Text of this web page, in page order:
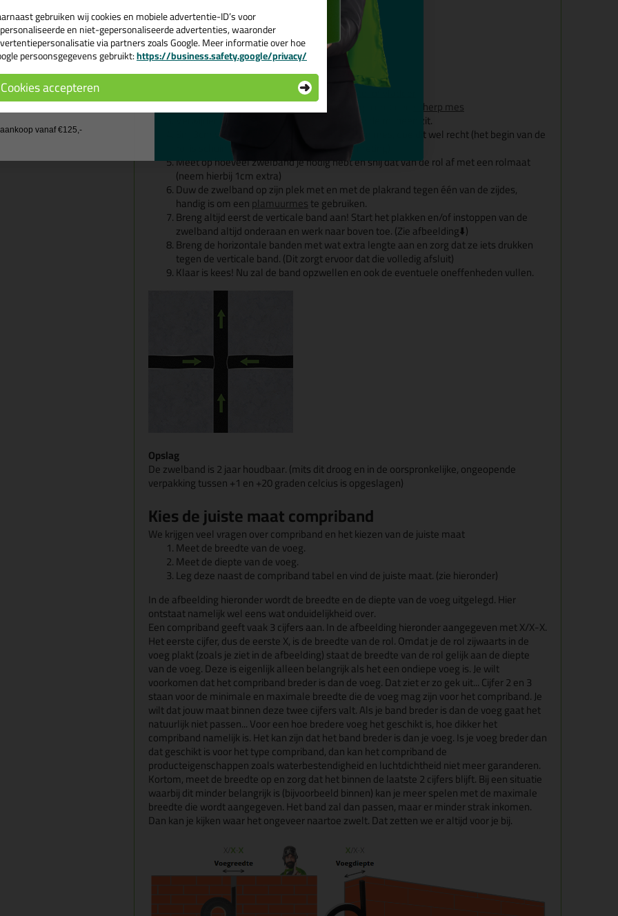
Aanbrengen zwelband in kruislingse voeg
Veeg de voeg stof en vuilvrij met een Borstel of vladder
Verwijder de folie en snij de rol in bij het begin met een scherp mes
Verwijder de transparante schutfolie die om de rol heen zit.
Snij 3cm van het begin van de rol af met eem mes, doe dit wel recht (het begin van de
rol is schuin en bereikt niet de optimale afmeting)
Meet op hoeveel zwelband je nodig hebt en snij dat van de rol af met een rolmaat
(neem hierbij 1cm extra)
Duw de zwelband op zijn plek met en met de plakrand tegen één van de zijdes,
handig is om eenplamuurmeste gebruiken.
Breng altijd eerst de verticale band aan! Start het plakken en/of instoppen van de
zwelband altijd onderaan en werk naar boven toe. (Zie afbeelding⬇️)
Breng de horizontale banden met wat extra lengte aan en zorg dat ze iets drukken
tegen de verticale band. (Dit zorgt ervoor dat die volledig afsluit)
Klaar is kees! Nu zal de band opzwellen en ook de eventuele oneffenheden vullen.
Opslag
De zwelband is 2 jaar houdbaar. (mits dit droog en in de oorspronkelijke, ongeopende
verpakking tussen +1 en +20 graden celcius is opgeslagen)
Kies de juiste maat compriband
We krijgen veel vragen over compriband en het kiezen van de juiste maat
Meet de breedte van de voeg.
Meet de diepte van de voeg.
Leg deze naast de compriband tabel en vind de juiste maat. (zie hieronder)
In de afbeelding hieronder wordt de breedte en de diepte van de voeg uitgelegd. Hier
ontstaat namelijk wel eens wat onduidelijkheid over.
Een compriband geeft vaak 3 cijfers aan. In de afbeelding hieronder aangegeven met X/X-X.
Het eerste cijfer, dus de eerste X, is de breedte van de rol. Omdat je de rol zijwaarts in de
voeg plakt (zoals je ziet in de afbeelding) staat de breedte van de rol gelijk aan de diepte
van de voeg. Deze is eigenlijk alleen belangrijk als het een ondiepe voeg is. Je wilt
voorkomen dat het compriband breder is dan de voeg. Dat ziet er zo gek uit... Cijfer 2 en 3
staan voor de minimale en maximale breedte die de voeg mag zijn voor het compriband. Je
wilt dat jouw maat binnen deze twee cijfers valt. Als je band breder is dan de voeg gaat het
natuurlijk niet passen... Voor een hoe bredere voeg het geschikt is, hoe dikker het
compriband namelijk is. Het kan zijn dat het band breder is dan je voeg. Is je voeg breder dan
dat geschikt is voor het type compriband, dan kan het compriband de
producteigenschappen zoals waterbestendigheid en luchtdichtheid niet meer garanderen.
Kortom, meet de breedte op en zorg dat het binnen de laatste 2 cijfers blijft. Bij een situatie
waarbij dit minder belangrijk is (bijvoorbeeld binnen) kan je meer spelen met de maximale
breedte die wordt aangegeven. Het band zal dan passen, maar er minder strak inkomen.
Dan kan je kijken waar het ongeveer naartoe zwelt. Dat zetten we er altijd voor je bij.
gebruiken wij cookies en mobiele advertentie-ID’s voor
en niet-gepersonaliseerde advertenties, waaronder
via partners zoals Google. Meer informatie over hoe
persoonsgegevens gebruikt:https://business.safety.google/privacy/
Cookies accepteren
de actiecode ›
geen cadeau
vanaf €125,-